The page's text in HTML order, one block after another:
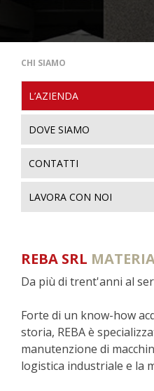
CHI SIAMO
L’AZIENDA
DOVE SIAMO
CONTATTI
LAVORA CON NOI
REBA SRL
Da più di trent'anni al
Forte di un know-how
storia, REBA è
manutenzione di
logistica industriale e la